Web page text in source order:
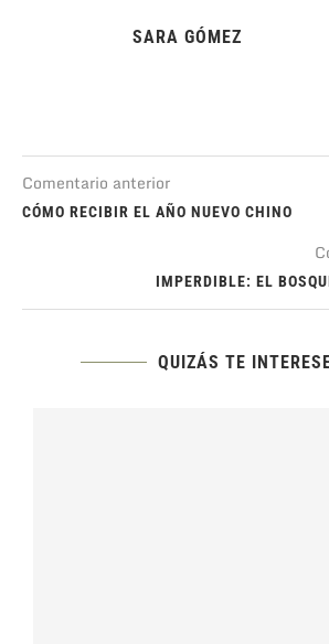
SARA GÓMEZ
Comentario anterior
CÓMO RECIBIR EL AÑO NUEVO CHINO
IMPERDIBLE: EL
QUIZÁS TE